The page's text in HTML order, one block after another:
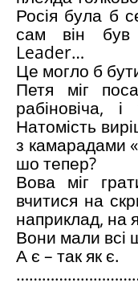
Росія була б
сам він був
Leader…
Це могло б
Петя міг
рабіновіча,
Натомість
з камарадами
шо тепер?
Вова міг
вчитися на
наприклад, на
Вони мали всі
А є – так як є.